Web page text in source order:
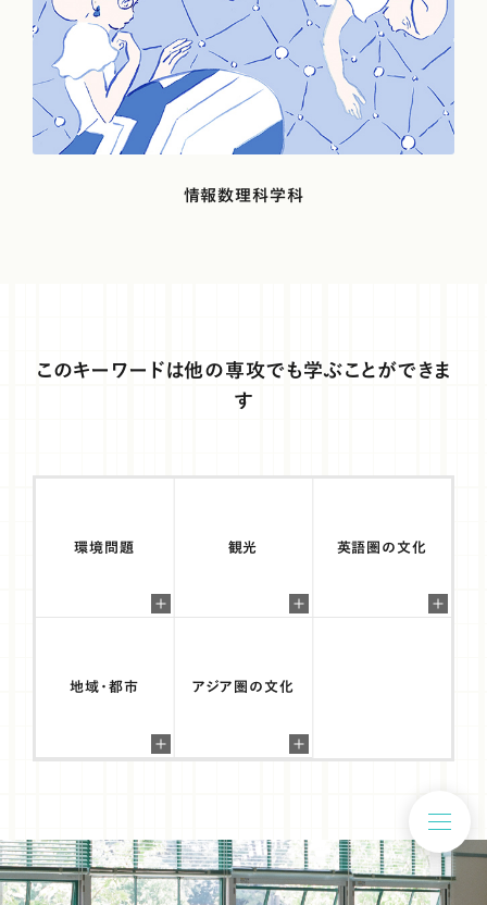
歴史の裏側や背景を知ることが、真実を理解する
気づきにつながります
国際社会学科国際関係専攻1年＜取材時の学年＞山形県立鶴岡北高
等学校出身（写真右）/国際社会学科国際関係専攻1年＜取材時の学年
大学で得た語学力や新たな知識を得る習慣を糧
情報数理科学科
このキーワードは他の専攻でも学ぶことができま
す
環境問題 観光 英語圏の文化
地域・都市 アジア圏の文化